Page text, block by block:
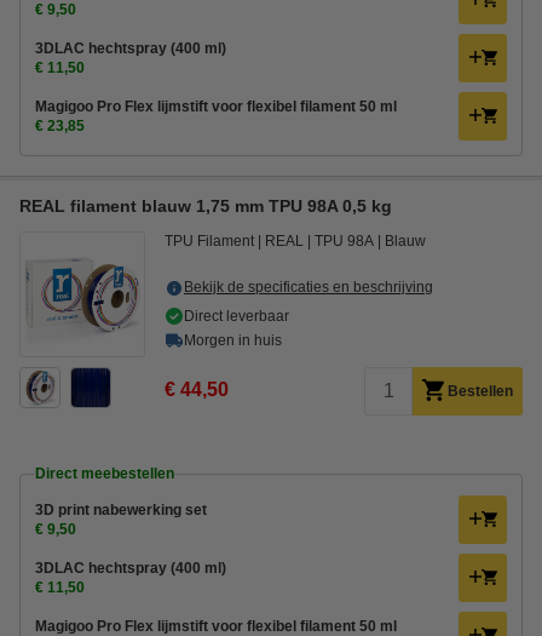
€ 9,50
3DLAC hechtspray (400 ml)
€ 11,50
Magigoo Pro Flex lijmstift voor flexibel filament 50 ml
€ 23,85
REAL filament blauw 1,75 mm TPU 98A 0,5 kg
TPU Filament REAL TPU 98A Blauw
Bekijk de specificaties en beschrijving
Direct leverbaar
Morgen in huis
€ 44,50 Bestellen
Direct meebestellen
3D print nabewerking set
€ 9,50
3DLAC hechtspray (400 ml)
€ 11,50
Magigoo Pro Flex lijmstift voor flexibel filament 50 ml